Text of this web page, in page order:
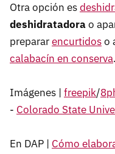
Otra opción es
deshidratadorao
prepararencurtidoso
calabacín en conserva.
Imágenes | freepik/
- Colorado State
En DAP | Cómo